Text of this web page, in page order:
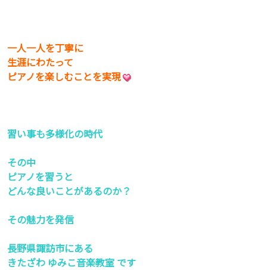
一人一人を丁寧に
生涯にわたって
ピアノを楽しむことを実現
習い事も多様化の時代
その中
ピアノを習うと
どんな良いことがあるのか？
その魅力を発信
長野県諏訪市にある
きたざわ ゆみこ音楽教室 です